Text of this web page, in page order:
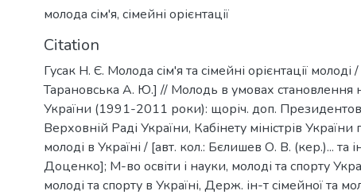
молода сім'я, сімейні орієнтації
Citation
Гусак Н. Є. Молода сім'я та сімейні орієнтації молоді
Тарановська А. Ю.] // Молодь в умовах становлення
України (1991-2011 роки): щоріч. доп.
Верховній Раді України, Кабінету міністрів
молоді в Україні / [авт. кол.: Бєлишев О. В. (кер.)... та
Доценко]; М-во освіти і науки, молоді та спорту
молоді та спорту в Україні, Держ. ін-т сімейної та